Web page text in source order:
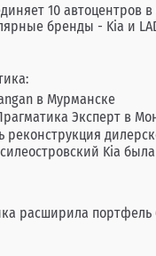
10
бренды - Kia и
в Мурманске
Эксперт в
реконструкция
Kia
расширила